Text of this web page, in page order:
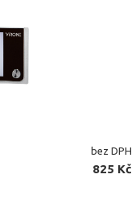
bez DPH
825 Kč